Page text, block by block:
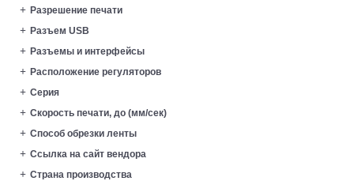
Разрешение печати
Разъем USB
Разъемы и интерфейсы
Расположение регуляторов
Серия
Скорость печати, до (мм/сек)
Способ обрезки ленты
Ссылка на сайт вендора
Страна производства